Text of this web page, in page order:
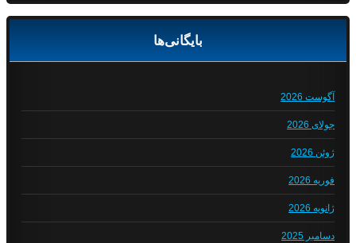
بایگانی‌ها
آگوست 2026
جولای 2026
ژوئن 2026
فوریه 2026
ژانویه 2026
دسامبر 2025